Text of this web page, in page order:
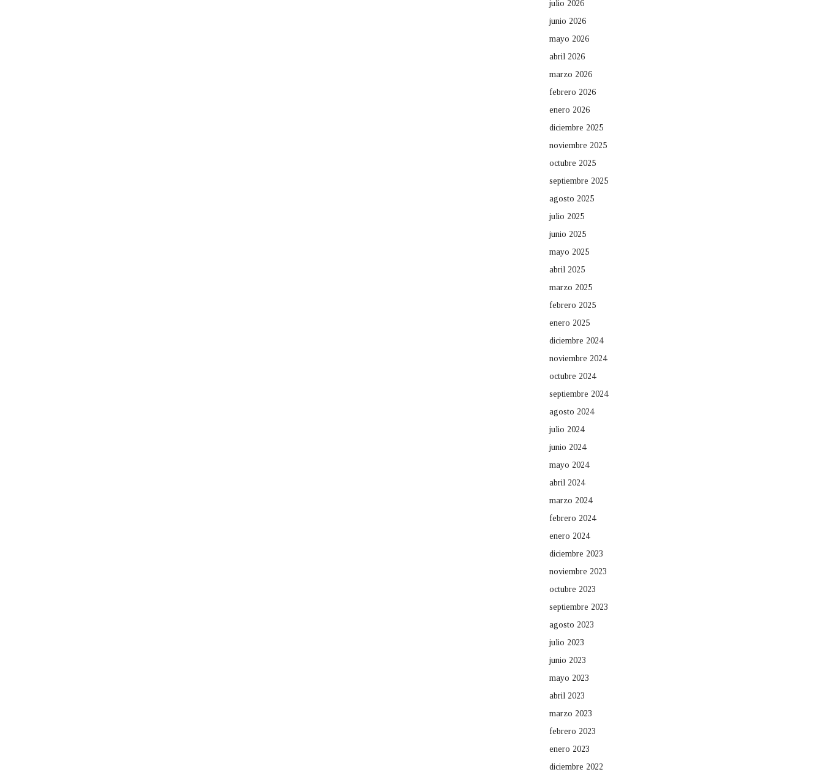
julio 2026
junio 2026
mayo 2026
abril 2026
marzo 2026
febrero 2026
enero 2026
diciembre 2025
noviembre 2025
octubre 2025
septiembre 2025
agosto 2025
julio 2025
junio 2025
mayo 2025
abril 2025
marzo 2025
febrero 2025
enero 2025
diciembre 2024
noviembre 2024
octubre 2024
septiembre 2024
agosto 2024
julio 2024
junio 2024
mayo 2024
abril 2024
marzo 2024
febrero 2024
enero 2024
diciembre 2023
noviembre 2023
octubre 2023
septiembre 2023
agosto 2023
julio 2023
junio 2023
mayo 2023
abril 2023
marzo 2023
febrero 2023
enero 2023
diciembre 2022